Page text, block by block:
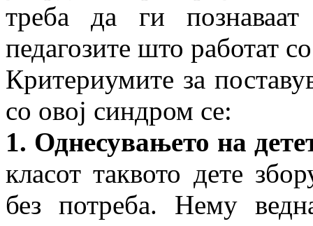
треба да ги
педагозите што работат
Критериумите за
со овој синдром се:
1. Однесувањето на
класот таквото дете
без потреба. Нему